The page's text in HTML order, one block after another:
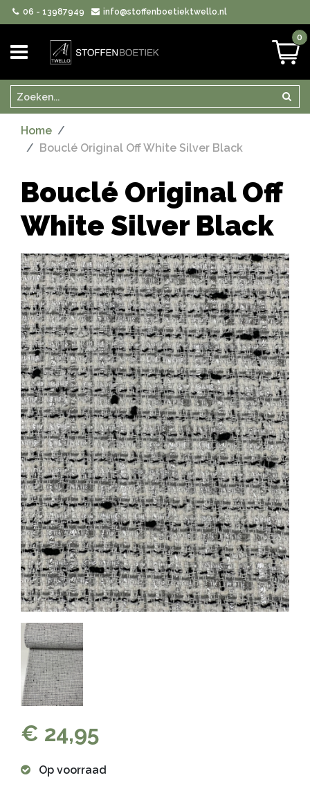
06 - 13987949 info@stoffenboetiektwello.nl
0
Zoeken
Home
Bouclé Original Off White Silver Black
Bouclé Original Off
White Silver Black
€ 24,95
Op voorraad